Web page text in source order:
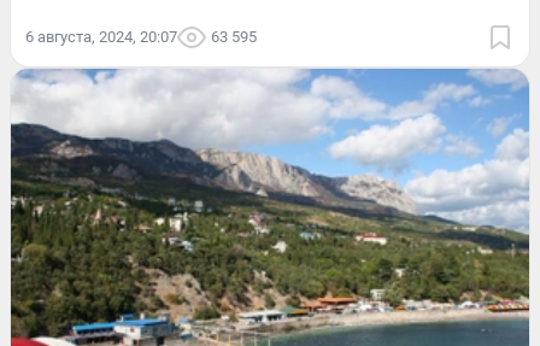
6 августа, 2024, 20:07 63 595